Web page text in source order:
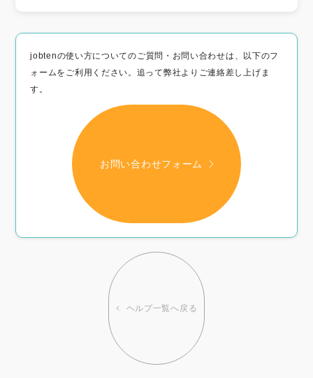
jobtenの使い方についてのご質問・お問い合わせは、以下のフ
ォームをご利用ください。追って弊社よりご連絡差し上げま
す。
お問い合わせフォーム
ヘルプ一覧へ戻る